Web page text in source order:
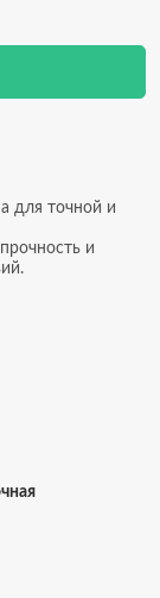
для точной и
и